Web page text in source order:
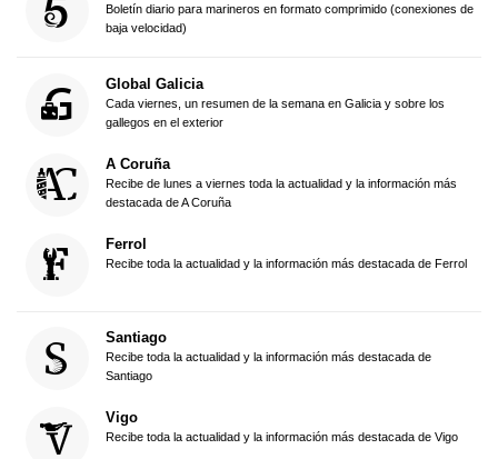
Boletín diario para marineros en formato comprimido (conexiones de
baja velocidad)
Global Galicia
Cada viernes, un resumen de la semana en Galicia y sobre los
gallegos en el exterior
A Coruña
Recibe de lunes a viernes toda la actualidad y la información más
destacada de A Coruña
Ferrol
Recibe toda la actualidad y la información más destacada de Ferrol
Santiago
Recibe toda la actualidad y la información más destacada de
Santiago
Vigo
Recibe toda la actualidad y la información más destacada de Vigo